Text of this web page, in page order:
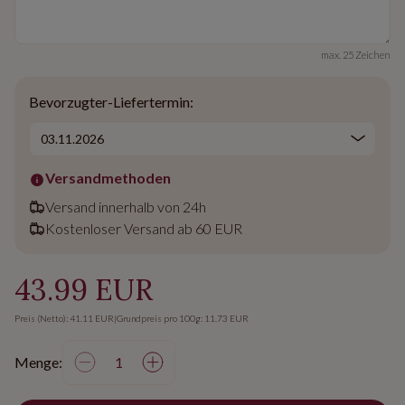
max. 25 Zeichen
Bevorzugter-Liefertermin:
Versandmethoden
Versand innerhalb von 24h
Kostenloser Versand ab 60 EUR
43.99 EUR
Preis (Netto): 41.11 EUR|Grundpreis pro 100g: 11.73 EUR
Menge: